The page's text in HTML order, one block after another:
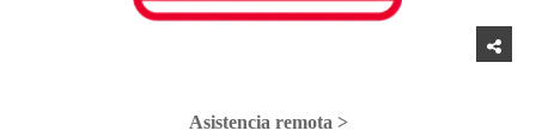
Asistencia remota >